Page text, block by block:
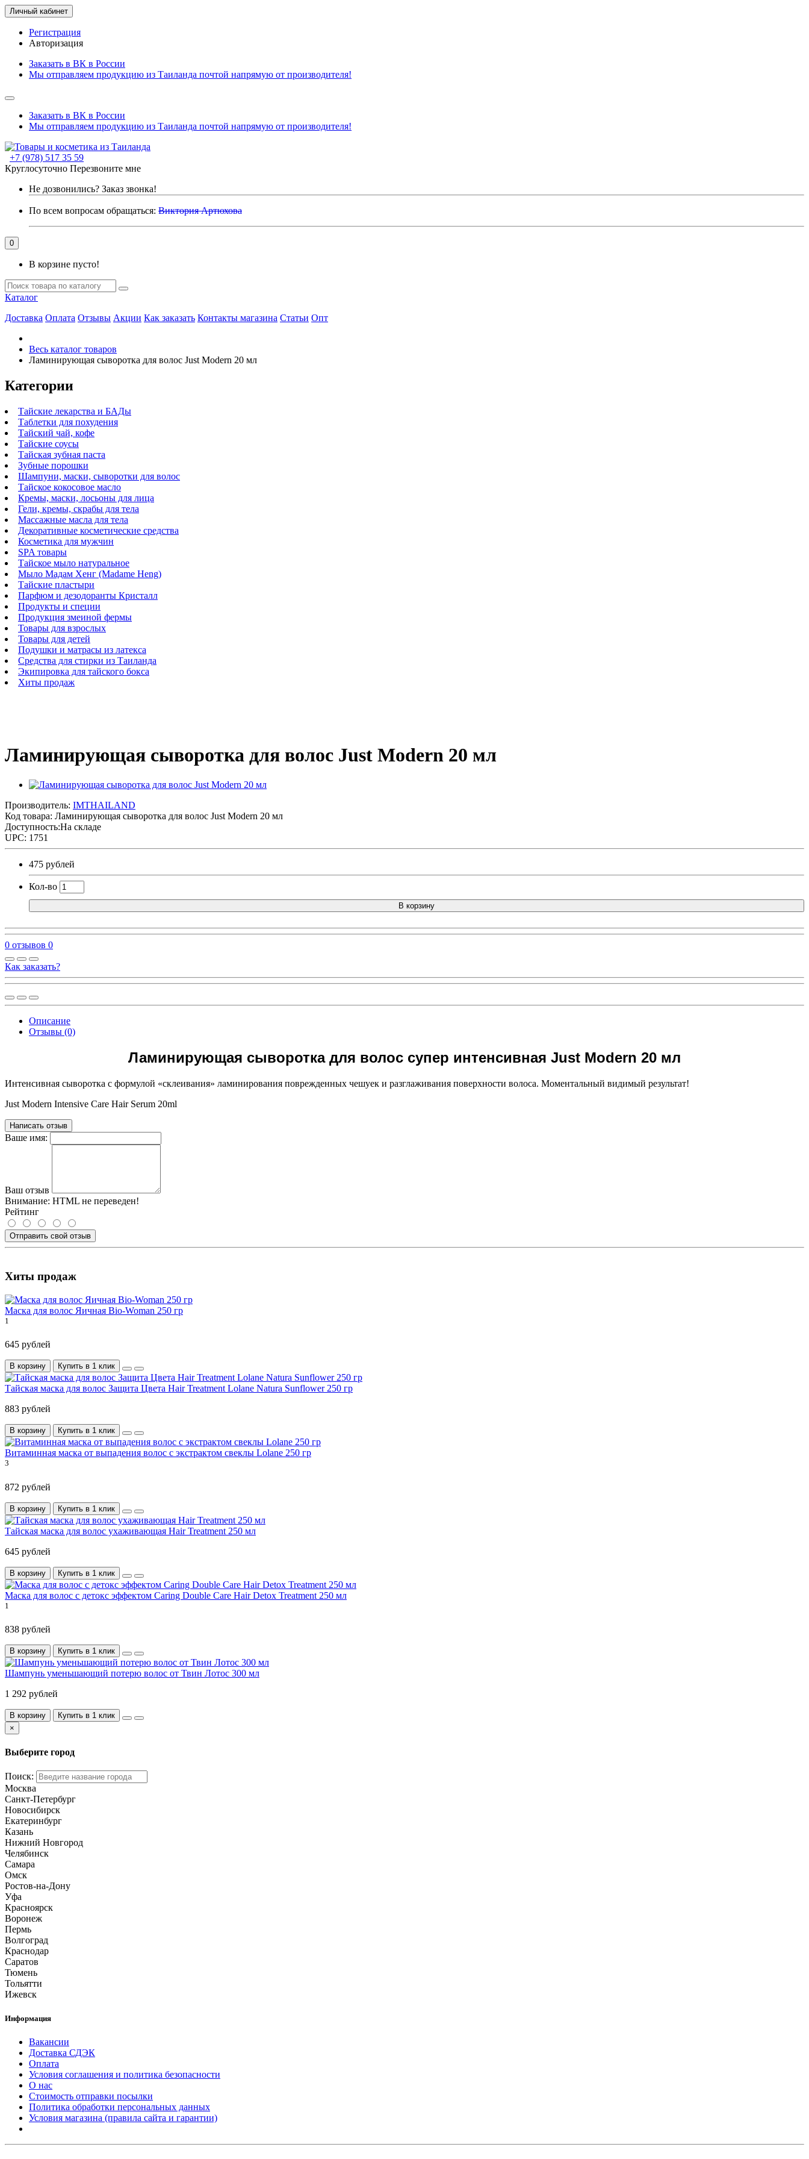
Личный кабинет
Регистрация
Авторизация
Заказать в ВК в России
Мы отправляем продукцию из Таиланда почтой напрямую от производителя!
Заказать в ВК в России
Мы отправляем продукцию из Таиланда почтой напрямую от производителя!
+7 (978) 517 35 59
Круглосуточно Перезвоните мне
Не дозвонились? Заказ звонка!
По всем вопросам обращаться: Виктория Артюхова
0
В корзине пусто!
Каталог
Доставка Оплата Отзывы Акции Как заказать Контакты магазина Статьи Опт
Весь каталог товаров
Ламинирующая сыворотка для волос Just Modern 20 мл
Категории
Тайские лекарства и БАДы
Таблетки для похудения
Тайский чай, кофе
Тайские соусы
Тайская зубная паста
Зубные порошки
Шампуни, маски, сыворотки для волос
Тайское кокосовое масло
Кремы, маски, лосьоны для лица
Гели, кремы, скрабы для тела
Массажные масла для тела
Декоративные косметические средства
Косметика для мужчин
SPA товары
Тайское мыло натуральное
Мыло Мадам Хенг (Madame Heng)
Тайские пластыри
Парфюм и дезодоранты Кристалл
Продукты и специи
Продукция змеиной фермы
Товары для взрослых
Товары для детей
Подушки и матрасы из латекса
Средства для стирки из Таиланда
Экипировка для тайского бокса
Хиты продаж
Ламинирующая сыворотка для волос Just Modern 20 мл
Производитель: IMTHAILAND
Код товара: Ламинирующая сыворотка для волос Just Modern 20 мл
Доступность:На складе
UPC: 1751
475 рублей
Кол-во
В корзину
0 отзывов 0
Как заказать?
Описание
Отзывы (0)
Ламинирующая сыворотка для волос супер интенсивная Just Modern 20 мл
Интенсивная сыворотка с формулой «склеивания» ламинирования поврежденных чешуек и разглаживания поверхности волоса. Моментальный видимый результат!
Just Modern Intensive Care Hair Serum 20ml
Написать отзыв
Ваше имя:
Ваш отзыв
Внимание: HTML не переведен!
Рейтинг
Отправить свой отзыв
Хиты продаж
Маска для волос Яичная Bio-Woman 250 гр
1
645 рублей
В корзину Купить в 1 клик
Тайская маска для волос Защита Цвета Hair Treatment Lolane Natura Sunflower 250 гр
883 рублей
В корзину Купить в 1 клик
Витаминная маска от выпадения волос с экстрактом свеклы Lolane 250 гр
3
872 рублей
В корзину Купить в 1 клик
Тайская маска для волос ухаживающая Hair Treatment 250 мл
645 рублей
В корзину Купить в 1 клик
Маска для волос с детокс эффектом Caring Double Care Hair Detox Treatment 250 мл
1
838 рублей
В корзину Купить в 1 клик
Шампунь уменьшающий потерю волос от Твин Лотос 300 мл
1 292 рублей
В корзину
Купить в 1 клик
×
Выберите город
Поиск:
Москва
Санкт-Петербург
Новосибирск
Екатеринбург
Казань
Нижний Новгород
Челябинск
Самара
Омск
Ростов-на-Дону
Уфа
Красноярск
Воронеж
Пермь
Волгоград
Краснодар
Саратов
Тюмень
Тольятти
Ижевск
Информация
Вакансии
Доставка СДЭК
Оплата
Условия соглашения и политика безопасности
О нас
Стоимость отправки посылки
Политика обработки персональных данных
Условия магазина (правила сайта и гарантии)